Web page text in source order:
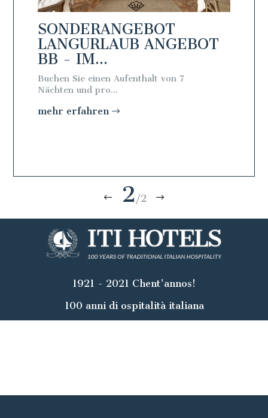
SONDERANGEBOT
LANGURLAUB ANGEBOT
BB - IM...
Buchen Sie einen Aufenthalt von 7
Nächten und pro...
mehr erfahren
2 /2
1921 - 2021 Chent'annos!
100 anni di ospitalità italiana